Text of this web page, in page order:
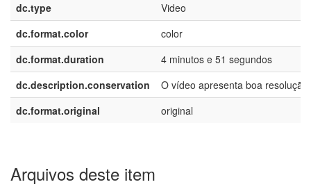
dc.type
Video
dc.format.color
color
dc.format.duration
4 minutos e 51 segundos
dc.description.conservation
O vídeo apresenta boa resolução.
dc.format.original
original
Arquivos deste item